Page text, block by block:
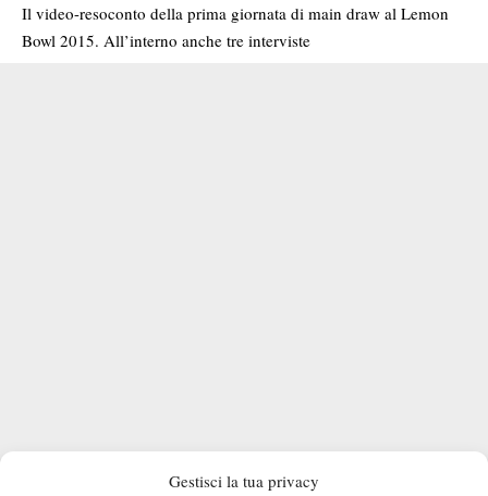
Gestisci la tua privacy
Il video-resoconto della prima giornata di main draw al Lemon
Bowl 2015. All’interno anche tre interviste